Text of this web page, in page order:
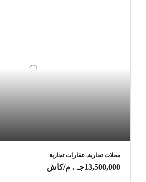
محلات تجارية, عقارات تجارية
13,500,000جـ . م /كاش